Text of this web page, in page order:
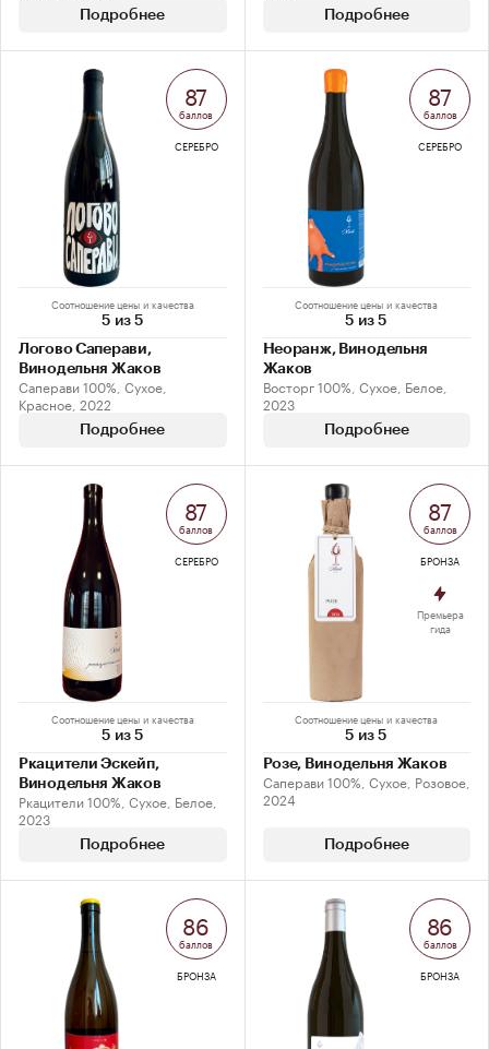
Подробнее Подробнее
Соотношение цены и качества
5 из 5
Логово Саперави,
Винодельня Жаков
Саперави 100%, Сухое,
Красное, 2022
Подробнее
87
баллов
СЕРЕБРО
Соотношение цены и качества
5 из 5
Неоранж, Винодельня
Жаков
Восторг 100%, Сухое, Белое,
2023
Подробнее
87
баллов
СЕРЕБРО
Соотношение цены и качества
5 из 5
Ркацители Эскейп,
Винодельня Жаков
Ркацители 100%, Сухое, Белое,
2023
Подробнее
87
баллов
СЕРЕБРО
Соотношение цены и качества
5 из 5
Розе, Винодельня Жаков
Саперави 100%, Сухое, Розовое,
2024
Подробнее
87
баллов
БРОНЗА
Премьера
гида
86
баллов
БРОНЗА
86
баллов
БРОНЗА